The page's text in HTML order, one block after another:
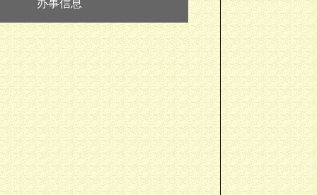
办事信息